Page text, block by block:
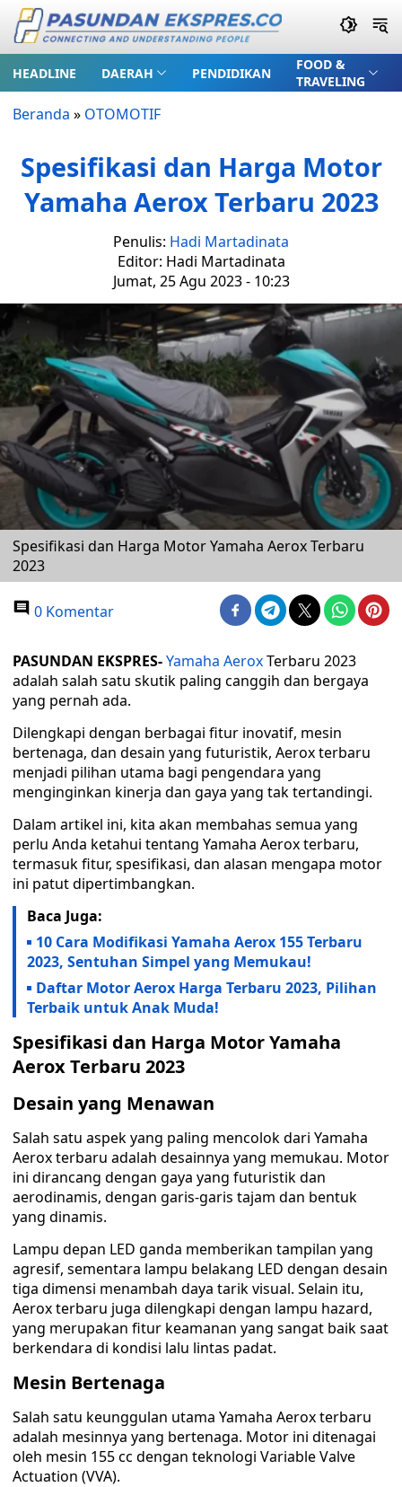
HEADLINE DAERAH PENDIDIKAN
FOOD &
TRAVELING
Beranda » OTOMOTIF
Spesifikasi dan Harga Motor
Yamaha Aerox Terbaru 2023
Penulis: Hadi Martadinata
Editor: Hadi Martadinata
Jumat, 25 Agu 2023 - 10:23
Spesifikasi dan Harga Motor Yamaha Aerox Terbaru
2023
0 Komentar
PASUNDAN EKSPRES-Yamaha AeroxTerbaru 2023
adalah salah satu skutik paling canggih dan bergaya
yang pernah ada.
Dilengkapi dengan berbagai fitur inovatif, mesin
bertenaga, dan desain yang futuristik, Aerox terbaru
menjadi pilihan utama bagi pengendara yang
menginginkan kinerja dan gaya yang tak tertandingi.
Dalam artikel ini, kita akan membahas semua yang
perlu Anda ketahui tentang Yamaha Aerox terbaru,
termasuk fitur, spesifikasi, dan alasan mengapa motor
ini patut dipertimbangkan.
Baca Juga:
10 Cara Modifikasi Yamaha Aerox 155 Terbaru
2023, Sentuhan Simpel yang Memukau!
Daftar Motor Aerox Harga Terbaru 2023, Pilihan
Terbaik untuk Anak Muda!
Spesifikasi dan Harga Motor Yamaha
Aerox Terbaru 2023
Desain yang Menawan
Salah satu aspek yang paling mencolok dari Yamaha
Aerox terbaru adalah desainnya yang memukau. Motor
ini dirancang dengan gaya yang futuristik dan
aerodinamis, dengan garis-garis tajam dan bentuk
yang dinamis.
Lampu depan LED ganda memberikan tampilan yang
agresif, sementara lampu belakang LED dengan desain
tiga dimensi menambah daya tarik visual. Selain itu,
Aerox terbaru juga dilengkapi dengan lampu hazard,
yang merupakan fitur keamanan yang sangat baik saat
berkendara di kondisi lalu lintas padat.
Mesin Bertenaga
Salah satu keunggulan utama Yamaha Aerox terbaru
adalah mesinnya yang bertenaga. Motor ini ditenagai
oleh mesin 155 cc dengan teknologi Variable Valve
Actuation (VVA).